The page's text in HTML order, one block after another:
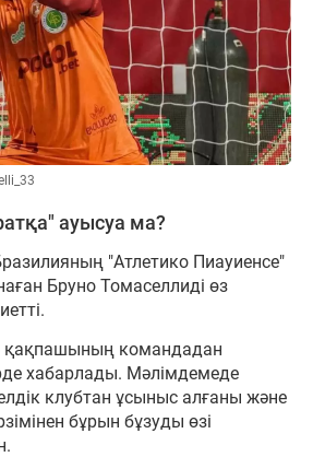
ауысуа ма?
"Атлетико Пиауиенсе"
Бруно Томаселлиді өз
қақпашының командадан
хабарлады. Мәлімдемеде
клубтан ұсыныс алғаны және
бұрын бұзуды өзі